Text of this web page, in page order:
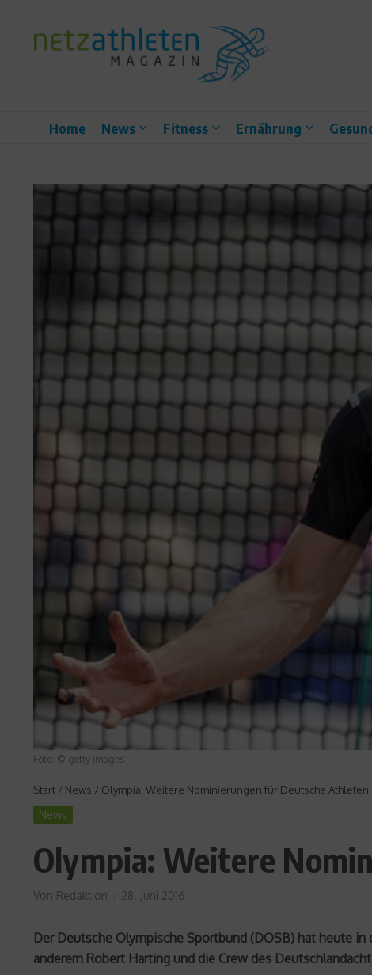
Home News Fitness Ernährung
Foto: © getty images
Start / News / Olympia: Weitere Nominierungen für Deutsche Athleten
News
Olympia: Weitere
Von Redaktion 28. Juni 2016
Der Deutsche Olympische Sportbund (DOSB) hat heute
anderem Robert Harting und die Crew des